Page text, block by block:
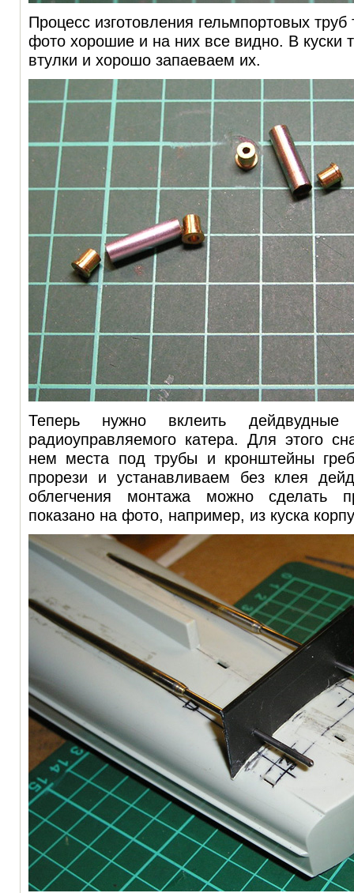
Процесс изготовления гельмпортовых труб
фото хорошие и на них все видно. В куски
втулки и хорошо запаеваем их.
Теперь нужно вклеить
радиоуправляемого катера. Для этого
нем места под трубы и кронштейны
прорези и устанавливаем без клея
облегчения монтажа можно сделать
показано на фото, например, из куска